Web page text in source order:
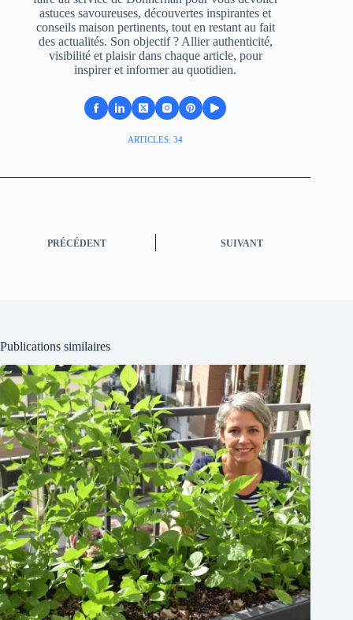
astuces savoureuses, découvertes inspirantes et
conseils maison pertinents, tout en restant au fait
des actualités. Son objectif ? Allier authenticité,
visibilité et plaisir dans chaque article, pour
inspirer et informer au quotidien.
ARTICLES: 34
PRÉCÉDENT SUIVANT
Publications similaires